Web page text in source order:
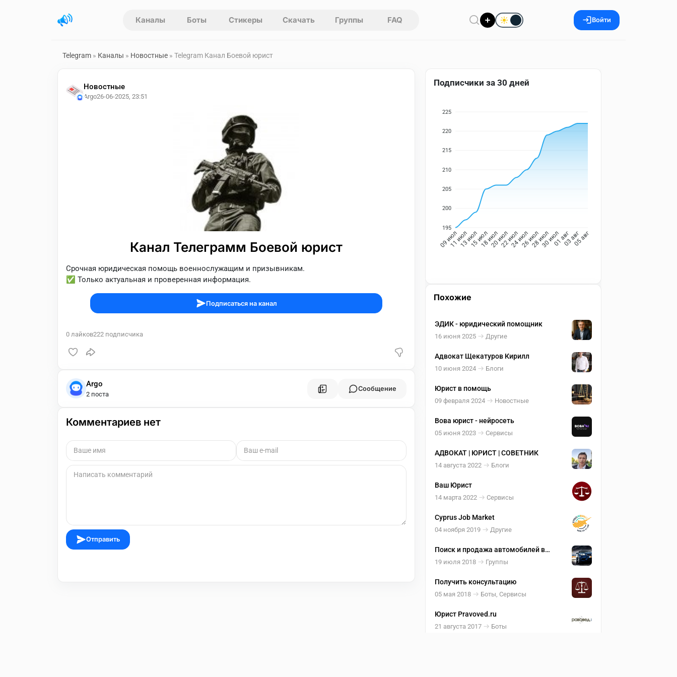
Каналы Боты Стикеры Скачать Группы FAQ Войти
Telegram » Каналы » Новостные » Telegram Канал Боевой юрист
Новостные
Argo26-06-2025, 23:51
Канал Телеграмм Боевой юрист
Срочная юридическая помощь военнослужащим и призывникам.
✅ Только актуальная и проверенная информация.
Подписаться на канал
0 лайков222 подписчика
Argo
2 поста
Сообщение
Комментариев нет
Отправить
Подписчики за 30 дней
225
220
215
210
205
200
195
09 июл11 июл13 июл15 июл18 июл20 июл22 июл24 июл26 июл28 июл30 июл01 авг03 авг05 авг
Похожие
ЭДИК - юридический помощник
16 июня 2025 Другие
Адвокат Щекатуров Кирилл
10 июня 2024 Блоги
Юрист в помощь
09 февраля 2024 Новостные
Вова юрист - нейросеть
05 июня 2023 Сервисы
АДВОКАТ | ЮРИСТ | СОВЕТНИК
14 августа 2022 Блоги
Ваш Юрист
14 марта 2022 Сервисы
Cyprus Job Market
04 ноября 2019 Другие
Поиск и продажа автомобилей в
Украине
19 июля 2018 Группы
Получить консультацию
05 мая 2018 Боты, Сервисы
Юрист Pravoved.ru
21 августа 2017 Боты